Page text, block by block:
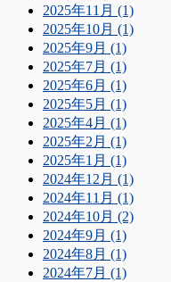
2025年11月 (1)
2025年10月 (1)
2025年9月 (1)
2025年7月 (1)
2025年6月 (1)
2025年5月 (1)
2025年4月 (1)
2025年2月 (1)
2025年1月 (1)
2024年12月 (1)
2024年11月 (1)
2024年10月 (2)
2024年9月 (1)
2024年8月 (1)
2024年7月 (1)